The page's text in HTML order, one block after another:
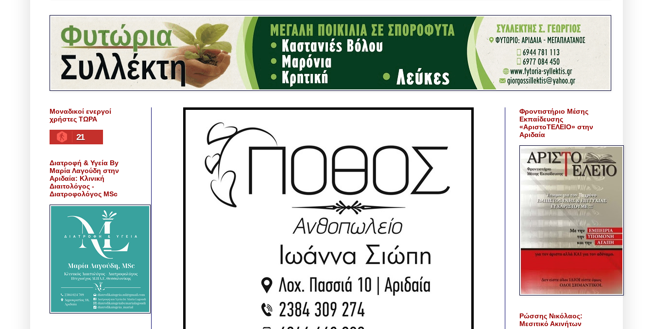
Μοναδικοί ενεργοί
χρήστες ΤΩΡΑ
21
Διατροφή & Υγεία By
Μαρία Λαγούδη στην
Αριδαία: Κλινική
Διαιτολόγος -
Διατροφολόγος MSc
Φροντιστήριο Μέσης
Εκπαίδευσης
«ΑριστοΤΕΛΕΙΟ» στην
Αριδαία
Ρώσσης Νικόλαος:
Μεσιτικό Ακινήτων